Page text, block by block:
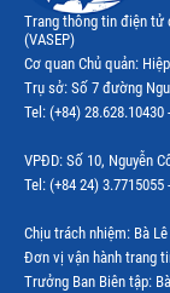
Thị trường EU
Thị trường Indonesia
Thị trường Mỹ
Thị trường Nga
Thị trường Hàn Quốc
Trang thông tin điện tử
(VASEP)
Cơ quan Chủ quản:
Trụ sở: Số 7 đường
Tel: (+84)
VPĐD: Số 10, Nguyễn
Tel: (+84 24)
Chịu trách nhiệm: Bà
Đơn vị vận hành trang
Trưởng Ban Biên tập: